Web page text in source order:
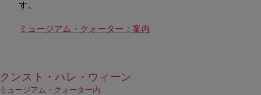
す。
ミュージアム・クォーター：案内
クンスト・ハレ・ウィーン
ミュージアム・クォーター内